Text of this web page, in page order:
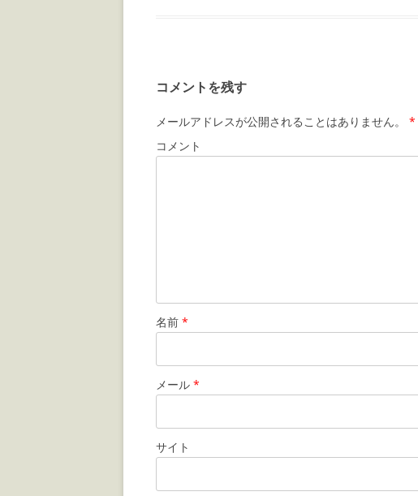
コメントを残す
メールアドレスが公開されることはありません。 *
コメント
名前 *
メール *
サイト